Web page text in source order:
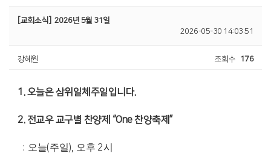
[교회소식]
2026년 5월 31일
2026-05-30 14:03:51
강혜원 조회수 176
1.오늘은 삼위일체주일입니다.
2. 전교우 교구별 찬양제 “One찬양축제 ”
: 오늘(주일), 오후 2시